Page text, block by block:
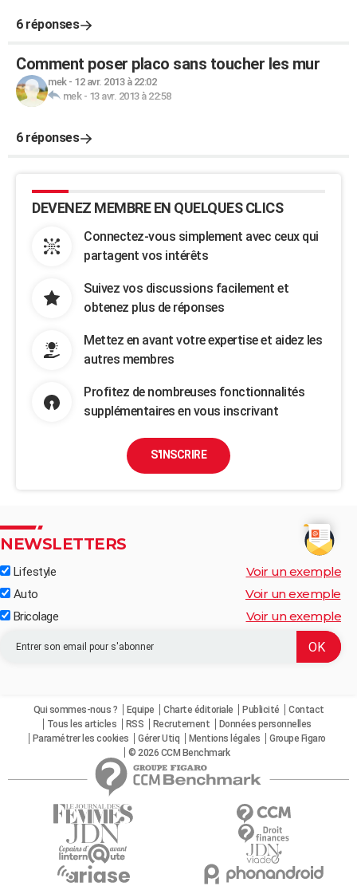
6 réponses
Comment poser placo sans toucher les mur
mek- 12 avr. 2013 à 22:02
mek- 13 avr. 2013 à 22:58
6 réponses
DEVENEZ MEMBRE EN QUELQUES CLICS
Connectez-vous simplement avec ceux qui
partagent vos intérêts
Suivez vos discussions facilement et
obtenez plus de réponses
Mettez en avant votre expertise et aidez les
autres membres
Profitez de nombreuses fonctionnalités
supplémentaires en vous inscrivant
S'INSCRIRE
NEWSLETTERS
Lifestyle Voir un exemple
Auto Voir un exemple
Bricolage Voir un exemple
Qui sommes-nous ? Equipe Charte éditoriale Publicité
Contact
Tous les articles
RSS Recrutement
Données personnelles
Paramétrer les cookies
Gérer Utiq Mentions légales
Groupe Figaro
© 2026 CCM Benchmark